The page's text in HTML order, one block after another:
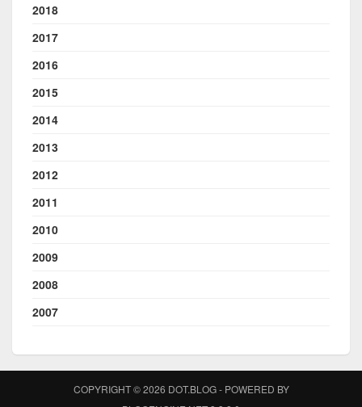
2018
2017
2016
2015
2014
2013
2012
2011
2010
2009
2008
2007
COPYRIGHT © 2026 DOT.BLOG - POWERED BY